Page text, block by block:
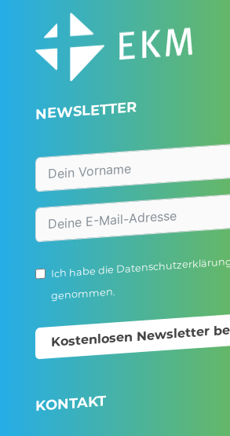
NEWSLETTER
Ich habe die
genommen.
Kostenlosen Newsletter
KONTAKT